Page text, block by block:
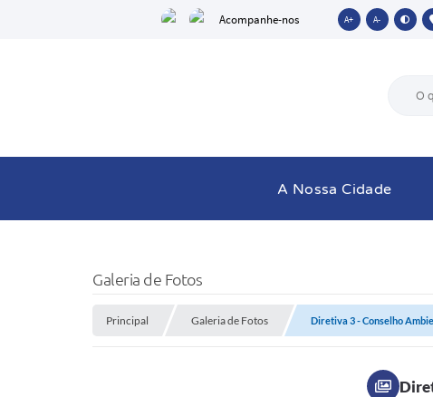
Acompanhe-nos A+ A-
A Nossa Cidade
Galeria de Fotos
Principal Galeria de Fotos Diretiva 3 - Conselho